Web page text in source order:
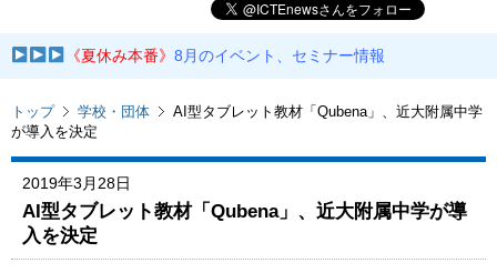
《夏休み本番》8月のイベント、セミナー情報
トップ 学校・団体
AI型タブレット教材「Qubena」、近大附属中学
が導入を決定
2019年3月28日
AI型タブレット教材「Qubena」、近大附属中学が導
入を決定